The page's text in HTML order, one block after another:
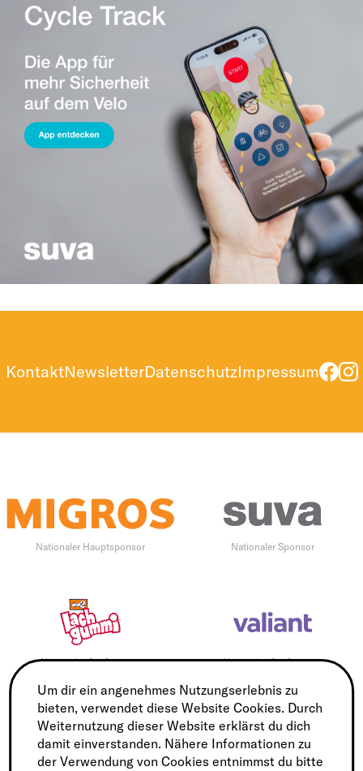
KontaktNewsletterDatenschutzImpressum
Nationaler Hauptsponsor Nationaler Sponsor
Nationaler Co-Sponsor Nationaler Co-Sponsor
Nationaler Co-Sponsor
Um dir ein angenehmes Nutzungserlebnis zu
bieten, verwendet diese Website Cookies. Durch
Weiternutzung dieser Website erklärst du dich
damit einverstanden. Nähere Informationen zu
der Verwendung von Cookies entnimmst du bitte